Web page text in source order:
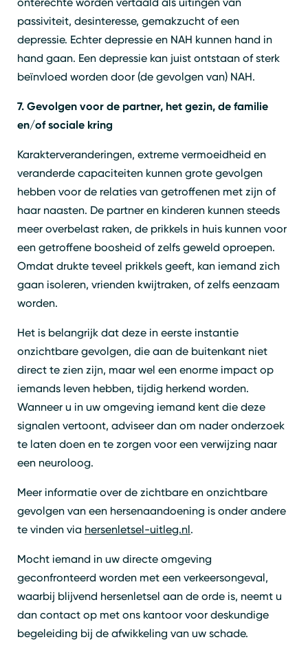
passiviteit, desinteresse, gemakzucht of een
depressie. Echter depressie en NAH kunnen hand in
hand gaan. Een depressie kan juist ontstaan of sterk
beïnvloed worden door (de gevolgen van) NAH.
7. Gevolgen voor de partner, het gezin, de familie
en/of sociale kring
Karakterveranderingen, extreme vermoeidheid en
veranderde capaciteiten kunnen grote gevolgen
hebben voor de relaties van getroffenen met zijn of
haar naasten. De partner en kinderen kunnen steeds
meer overbelast raken, de prikkels in huis kunnen voor
een getroffene boosheid of zelfs geweld oproepen.
Omdat drukte teveel prikkels geeft, kan iemand zich
gaan isoleren, vrienden kwijtraken, of zelfs eenzaam
worden.
Het is belangrijk dat deze in eerste instantie
onzichtbare gevolgen, die aan de buitenkant niet
direct te zien zijn, maar wel een enorme impact op
iemands leven hebben, tijdig herkend worden.
Wanneer u in uw omgeving iemand kent die deze
signalen vertoont, adviseer dan om nader onderzoek
te laten doen en te zorgen voor een verwijzing naar
een neuroloog.
Meer informatie over de zichtbare en onzichtbare
gevolgen van een hersenaandoening is onder andere
te vinden via hersenletsel-uitleg.nl.
Mocht iemand in uw directe omgeving
geconfronteerd worden met een verkeersongeval,
waarbij blijvend hersenletsel aan de orde is, neemt u
dan contact op met ons kantoor voor deskundige
begeleiding bij de afwikkeling van uw schade.